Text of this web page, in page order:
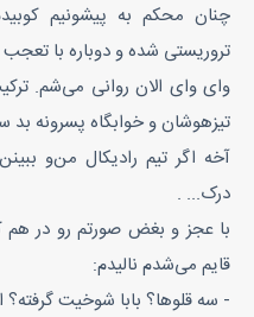
چنان محکم به پیشونیم
تروریستی شده و دوباره با تعجب
وای وای الان روانی می‌شم.
تیزهوشان و خوابگاه پسرونه بد
آخه اگر تیم رادیکال من‌و
درک... .
با عجز و بغض صورتم رو در هم
قایم می‌شدم نالیدم:
- سه قلوها؟ بابا شوخیت